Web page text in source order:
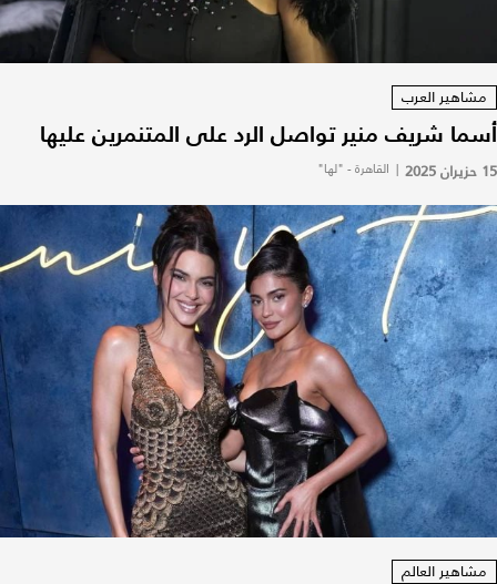
مشاهير العرب
أسما شريف منير تواصل الرد على المتنمرين عليها
15 حزيران 2025 | القاهرة - "لها"
مشاهير العالم